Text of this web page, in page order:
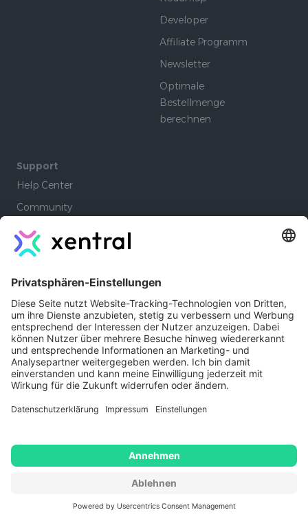
Developer
Affiliate Programm
Newsletter
Optimale
Bestellmenge
berechnen
Support
Help Center
Community
Academy
Lernpfade
Company
Autoren
Jobs
Kontakt
Xentral Erfahrungen
Copyright © 2026 - Xentral ERP
Software GmbH
DatenschutzAGB